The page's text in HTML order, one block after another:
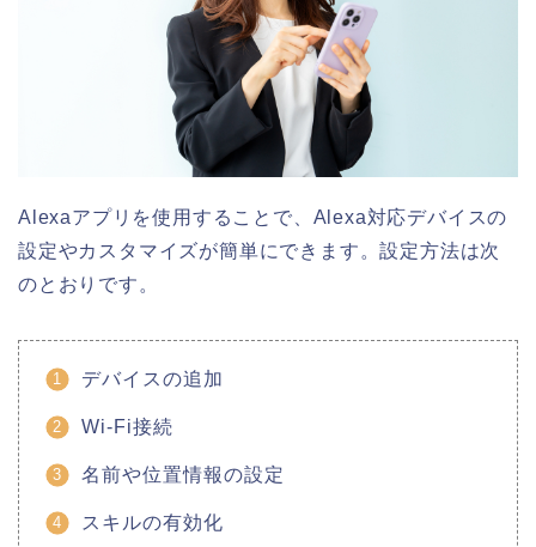
Alexaアプリを使用することで、Alexa対応デバイスの
設定やカスタマイズが簡単にできます。設定方法は次
のとおりです。
デバイスの追加
Wi-Fi接続
名前や位置情報の設定
スキルの有効化